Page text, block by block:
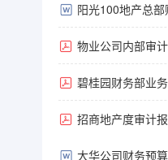
阳光100地产总
物业公司内部审
碧桂园财务部业
招商地产度审计
大华公司财务预